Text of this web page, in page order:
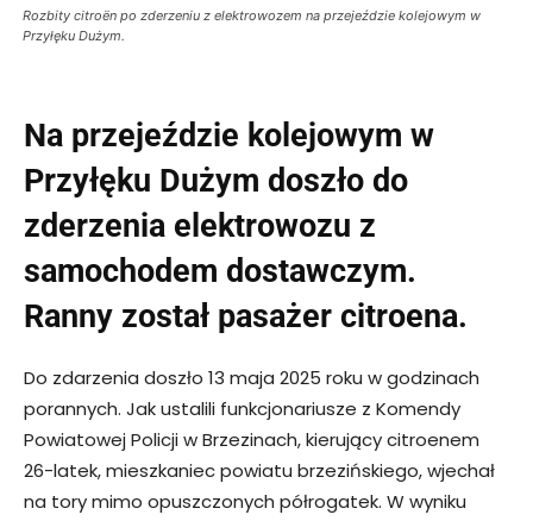
Rozbity citroën po zderzeniu z elektrowozem na przejeździe kolejowym w
Przyłęku Dużym.
Na przejeździe kolejowym w
Przyłęku Dużym doszło do
zderzenia elektrowozu z
samochodem dostawczym.
Ranny został pasażer citroena.
Do zdarzenia doszło 13 maja 2025 roku w godzinach
porannych. Jak ustalili funkcjonariusze z Komendy
Powiatowej Policji w Brzezinach, kierujący citroenem
26-latek, mieszkaniec powiatu brzezińskiego, wjechał
na tory mimo opuszczonych półrogatek. W wyniku